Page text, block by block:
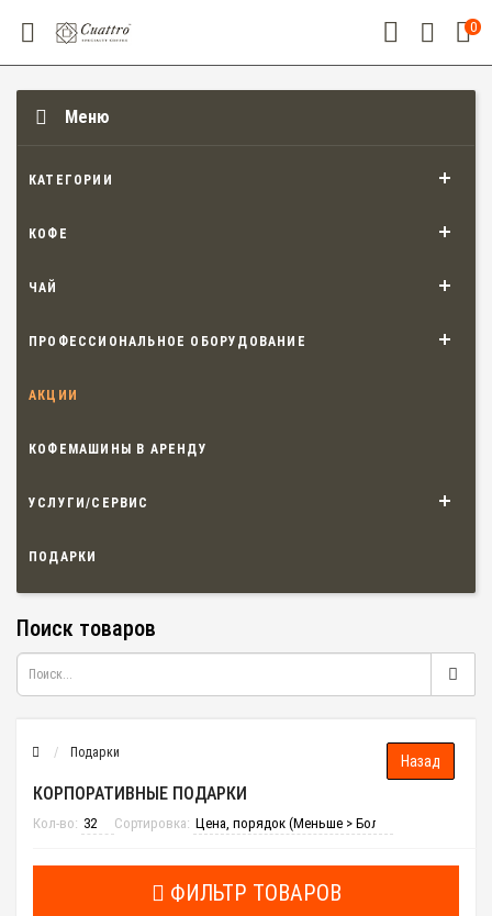
0
Меню
КАТЕГОРИИ
КОФЕ
ЧАЙ
ПРОФЕССИОНАЛЬНОЕ ОБОРУДОВАНИЕ
АКЦИИ
КОФЕМАШИНЫ В АРЕНДУ
УСЛУГИ/СЕРВИС
ПОДАРКИ
Поиск товаров
Подарки
КОРПОРАТИВНЫЕ ПОДАРКИ
Кол-во: Сортировка:
ФИЛЬТР ТОВАРОВ